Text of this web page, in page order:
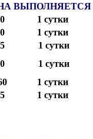
ВЫПОЛНЯЕТСЯ
1 сутки
1 сутки
1 сутки
1 сутки
1 сутки
1 сутки